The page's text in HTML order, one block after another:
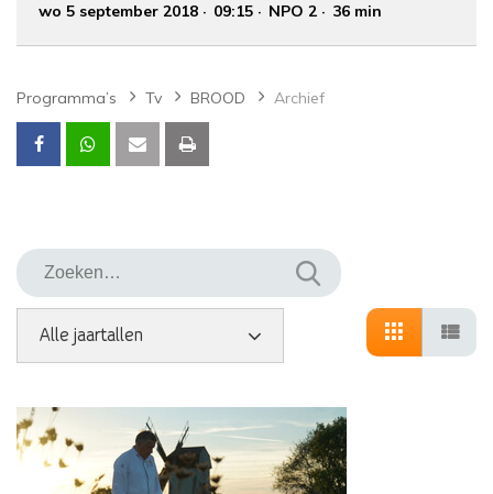
wo 5 september 2018 09:15 NPO 2 36 min
Programma’s Tv BROOD Archief